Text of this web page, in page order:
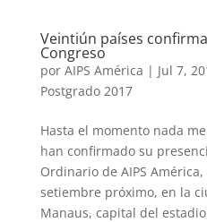
Veintiún países
Congreso
por AIPS América | Jul 7,
Postgrado 2017
Hasta el momento nada
han confirmado su
Ordinario de AIPS
setiembre próximo, en la
Manaus, capital del